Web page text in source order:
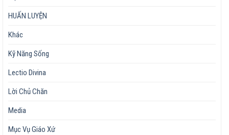
HUẤN LUYỆN
Khác
Kỹ Năng Sống
Lectio Divina
Lời Chủ Chăn
Media
Mục Vụ Giáo Xứ